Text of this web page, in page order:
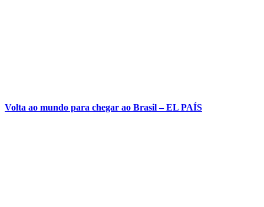
Volta ao mundo para chegar ao Brasil – EL PAÍS